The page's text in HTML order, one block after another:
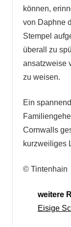
können,
von Daphne
Stempel
überall zu
ansatzweise
zu weisen.
Ein
Cornwalls
kurzweiliges
© Tintenhain
weitere
Eisige